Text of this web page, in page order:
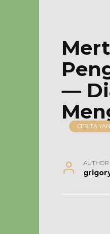
—
CERITA
AUTHOR